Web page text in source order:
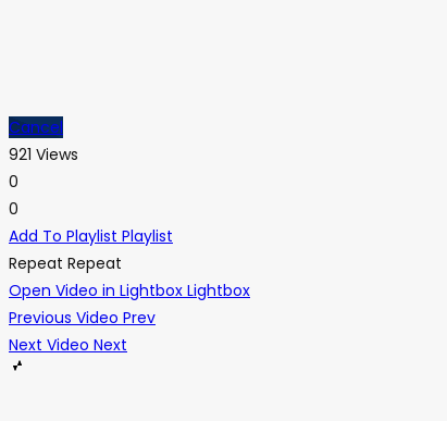
Cancel
921 Views
0
0
Add To Playlist Playlist
Repeat Repeat
Open Video in Lightbox Lightbox
Previous Video Prev
Next Video Next